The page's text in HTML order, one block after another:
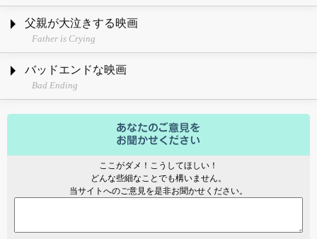
父親が大泣きする映画
Father is Crying
バッドエンドな映画
Bad Ending
ここがダメ！こうしてほしい！
どんな些細なことでも構いません。
当サイトへのご意見を是非お聞かせください。